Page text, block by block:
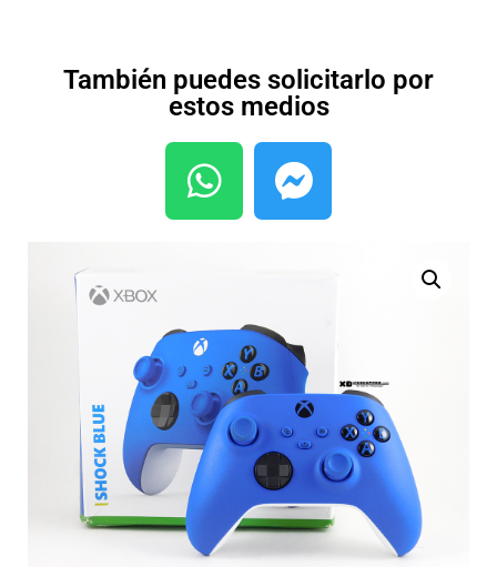
También puedes solicitarlo por
estos medios